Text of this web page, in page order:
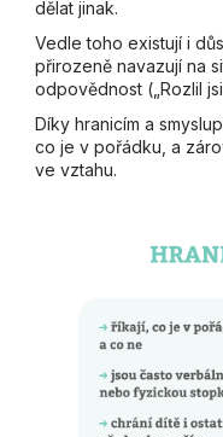
dělat jinak.
Vedle toho existují i
přirozeně navazují na
odpovědnost („Rozlil
Díky hranicím a
co je v pořádku, a
ve vztahu.